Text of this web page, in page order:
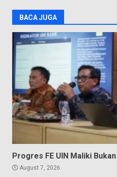
BACA JUGA
Progres FE UIN Maliki
August 7, 2026